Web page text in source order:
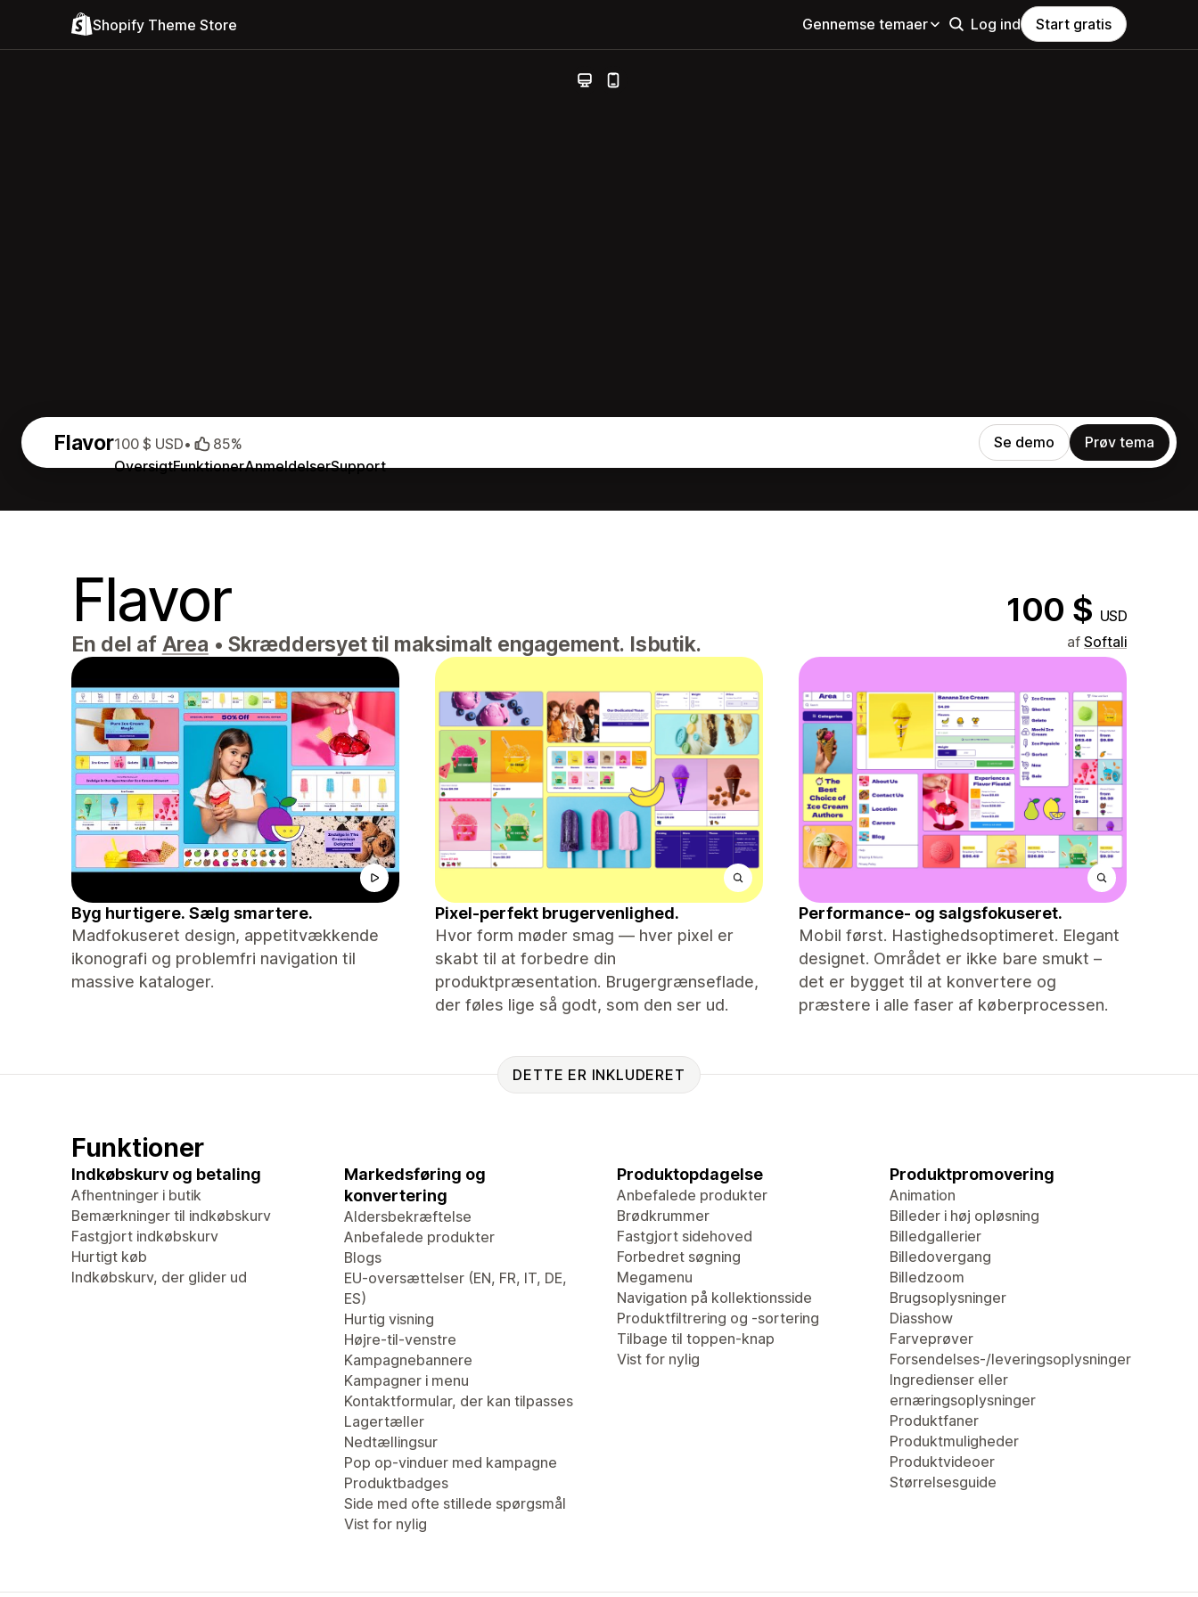
Shopify Theme Store Gennemse temaer Log ind Start gratis
Flavor
OversigtFunktionerAnmeldelserSupport
100 $ USD• 85% Se demo Prøv tema
Flavor 100 $ USD
En del af Area • Skræddersyet til maksimalt engagement. Isbutik. af Softali
Byg hurtigere. Sælg smartere.
Madfokuseret design, appetitvækkende
ikonografi og problemfri navigation til
massive kataloger.
Pixel-perfekt brugervenlighed.
Hvor form møder smag — hver pixel er
skabt til at forbedre din
produktpræsentation. Brugergrænseflade,
der føles lige så godt, som den ser ud.
Performance- og salgsfokuseret.
Mobil først. Hastighedsoptimeret. Elegant
designet. Området er ikke bare smukt –
det er bygget til at konvertere og
præstere i alle faser af køberprocessen.
DETTE ER INKLUDERET
Funktioner
Indkøbskurv og betaling
Afhentninger i butik
Bemærkninger til indkøbskurv
Fastgjort indkøbskurv
Hurtigt køb
Indkøbskurv, der glider ud
Markedsføring og
konvertering
Aldersbekræftelse
Anbefalede produkter
Blogs
EU-oversættelser (EN, FR, IT, DE,
ES)
Hurtig visning
Højre-til-venstre
Kampagnebannere
Kampagner i menu
Kontaktformular, der kan tilpasses
Lagertæller
Nedtællingsur
Pop op-vinduer med kampagne
Produktbadges
Side med ofte stillede spørgsmål
Vist for nylig
Produktopdagelse
Anbefalede produkter
Brødkrummer
Fastgjort sidehoved
Forbedret søgning
Megamenu
Navigation på kollektionsside
Produktfiltrering og -sortering
Tilbage til toppen-knap
Vist for nylig
Produktpromovering
Animation
Billeder i høj opløsning
Billedgallerier
Billedovergang
Billedzoom
Brugsoplysninger
Diasshow
Farveprøver
Forsendelses-/leveringsoplysninger
Ingredienser eller
ernæringsoplysninger
Produktfaner
Produktmuligheder
Produktvideoer
Størrelsesguide